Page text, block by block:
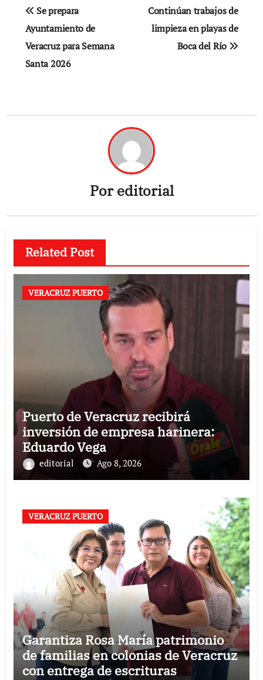
de
entradas
Se prepara
Ayuntamiento de
Veracruz para Semana
Santa 2026
Continúan trabajos de
limpieza en playas de
Boca del Río
Poreditorial
Related Post
VERACRUZ PUERTO
Puerto de Veracruz recibirá
inversión de empresa harinera:
Eduardo Vega
editorial Ago 8, 2026
VERACRUZ PUERTO
Garantiza Rosa María patrimonio
de familias en colonias de Veracruz
con entrega de escrituras